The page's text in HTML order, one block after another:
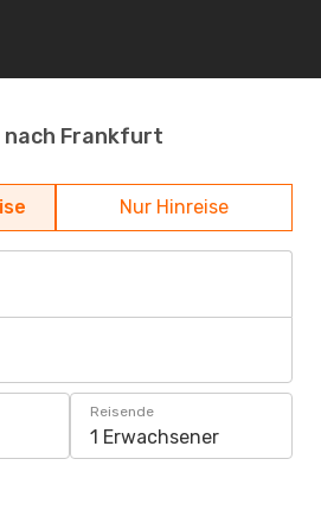
nach Frankfurt
Nur Hinreise
Reisende
1 Erwachsener